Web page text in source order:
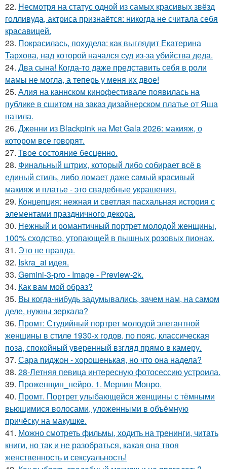
22. Несмотря на статус одной из самых красивых звёзд
голливуда, актриса признаётся: никогда не считала себя
красавицей.
23. Покрасилась, похудела: как выглядит Екатерина
Тархова, над которой начался суд из-за убийства деда.
24. Два сына! Когда-то даже представить себя в роли
мамы не могла, а теперь у меня их двое!
25. Алия на каннском кинофестивале появилась на
публике в сшитом на заказ дизайнерском платье от Яша
патила.
26. Дженни из Blackpink на Met Gala 2026: макияж, о
котором все говорят.
27. Твое состояние бесценно.
28. Финальный штрих, который либо собирает всё в
единый стиль, либо ломает даже самый красивый
макияж и платье - это свадебные украшения.
29. Концепция: нежная и светлая пасхальная история с
элементами праздничного декора.
30. Нежный и романтичный портрет молодой женщины,
100% сходство, утопающей в пышных розовых пионах.
31. Это не правда.
32. Iskra_ai идея.
33. Gemini-3-pro - Image - Preview-2k.
34. Как вам мой образ?
35. Вы когда-нибудь задумывались, зачем нам, на самом
деле, нужны зеркала?
36. Промт: Студийный портрет молодой элегантной
женщины в стиле 1930-х годов, по пояс, классическая
поза, спокойный уверенный взгляд прямо в камеру.
37. Сара пиджон - хорошенькая, но что она надела?
38. 28-Летняя певица интересную фотосессию устроила.
39. Проженщин_нейро. 1. Мерлин Монро.
40. Промт. Портрет улыбающейся женщины с тёмными
вьющимися волосами, уложенными в объёмную
причёску на макушке.
41. Можно смотреть фильмы, ходить на тренинги, читать
книги, но так и не разобраться, какая она твоя
женственность и сексуальность!